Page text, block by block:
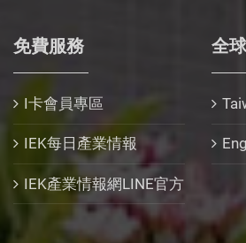
免費服務
I卡會員專區
IEK每日產業情報
IEK產業情報網LINE官方
全